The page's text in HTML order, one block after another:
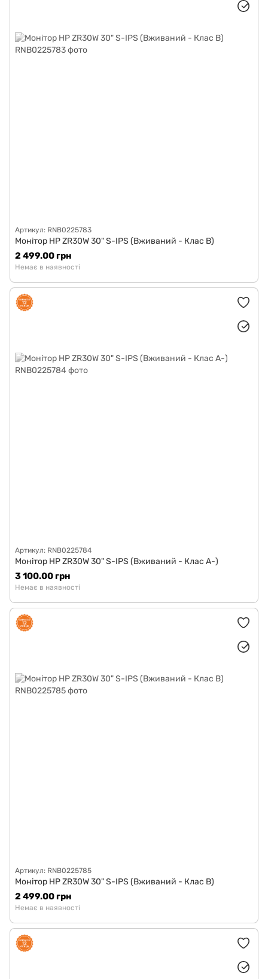
Артикул: RNB0225783
Монітор HP ZR30W 30" S-IPS (Вживаний - Клас B)
2 499.00 грн
Немає в наявності
Артикул: RNB0225784
Монітор HP ZR30W 30" S-IPS (Вживаний - Клас A-)
3 100.00 грн
Немає в наявності
Артикул: RNB0225785
Монітор HP ZR30W 30" S-IPS (Вживаний - Клас B)
2 499.00 грн
Немає в наявності